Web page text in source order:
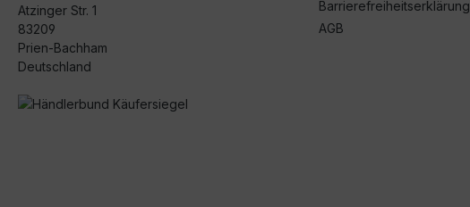
Atzinger Str. 1
83209
Prien-Bachham
Deutschland
Barrierefreiheitserklärung
AGB